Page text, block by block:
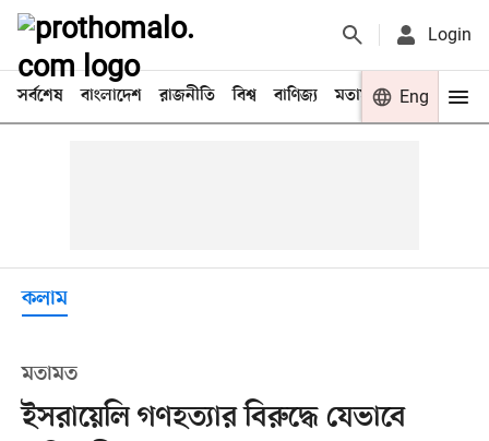
Login
সর্বশেষ বাংলাদেশ রাজনীতি বিশ্ব বাণিজ্য মতামত খেলা
Eng
কলাম
মতামত
ইসরায়েলি গণহত্যার বিরুদ্ধে যেভাবে